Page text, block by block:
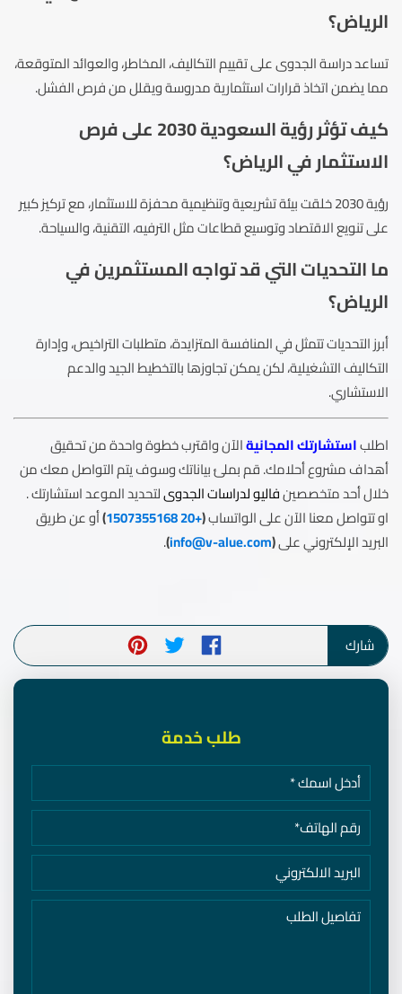
الرياض؟
تساعد دراسة الجدوى على تقييم التكاليف، المخاطر، والعوائد المتوقعة،
مما يضمن اتخاذ قرارات استثمارية مدروسة ويقلل من فرص الفشل.
كيف تؤثر رؤية السعودية 2030 على فرص
الاستثمار في الرياض؟
رؤية 2030 خلقت بيئة تشريعية وتنظيمية محفزة للاستثمار، مع تركيز كبير
على تنويع الاقتصاد وتوسيع قطاعات مثل الترفيه، التقنية، والسياحة.
ما التحديات التي قد تواجه المستثمرين في
الرياض؟
أبرز التحديات تتمثل في المنافسة المتزايدة، متطلبات التراخيص، وإدارة
التكاليف التشغيلية، لكن يمكن تجاوزها بالتخطيط الجيد والدعم
الاستشاري.
اطلباستشارتك المجانيةالآن واقترب خطوة واحدة من تحقيق
أهداف مشروع أحلامك. قم بملئ بياناتك وسوف يتم التواصل معك من
خلال أحد متخصصينفاليو لدراسات الجدوىلتحديد الموعد استشارتك .
او تتواصل معنا الآن على الواتساب(
+20 1507355168
)أو عن طريق
البريد الإلكتروني على(
info@v-alue.com
)
.
شارك
طلب خدمة